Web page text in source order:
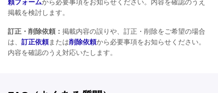
頼フォームから必要事項をお知らせください。内容を確認のうえ
掲載を検討します。
訂正・削除依頼： 掲載内容の誤りや、訂正・削除をご希望の場合
は、 訂正依頼または削除依頼から必要事項をお知らせください。
内容を確認のうえ対応いたします。